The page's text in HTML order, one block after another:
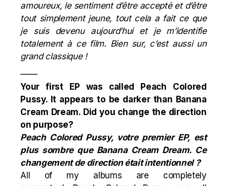
amoureux, le sentiment d’être accepté et d’être
tout simplement jeune, tout cela a fait ce que
je suis devenu aujourd’hui et je m’identifie
totalement à ce film. Bien sur, c’est aussi un
grand classique !
——
Your first EP was called Peach Colored
Pussy. It appears to be darker than Banana
Cream Dream. Did you change the direction
on purpose?
Peach Colored Pussy, votre premier EP, est
plus sombre que Banana Cream Dream. Ce
changement de direction était intentionnel ?
All of my albums are completely